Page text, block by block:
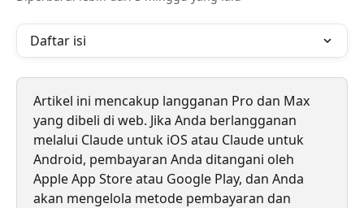
Daftar isi
Artikel ini mencakup langganan Pro dan Max
yang dibeli di web. Jika Anda berlangganan
melalui Claude untuk iOS atau Claude untuk
Android, pembayaran Anda ditangani oleh
Apple App Store atau Google Play, dan Anda
akan mengelola metode pembayaran dan